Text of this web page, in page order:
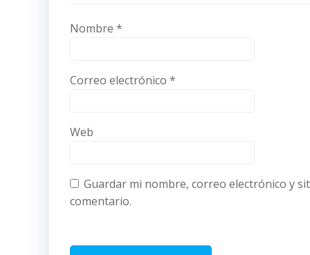
Nombre *
Correo electrónico *
Web
Guardar mi nombre, correo electrónico y
comentario.